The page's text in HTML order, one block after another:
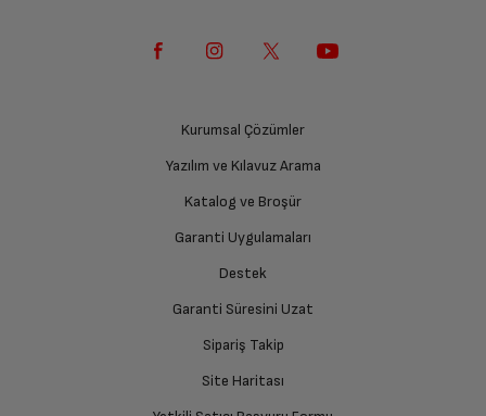
Kurumsal Çözümler
Yazılım ve Kılavuz Arama
Katalog ve Broşür
Garanti Uygulamaları
Destek
Garanti Süresini Uzat
Sipariş Takip
Site Haritası